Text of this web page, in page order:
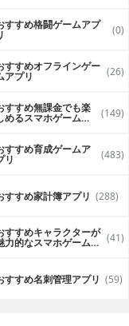
and
of fantasy
free to
may be
versions.
bought our IAP
version.
to give the
us, we will
we need all
your review to
fan-page
すすめ格闘ゲームアプ (0)
すすめオフラインゲー
アプリ (26)
すすめ無課金でも楽
めるスマホゲームア (149)
すすめ育成ゲームア
リ (483)
すすめ家計簿アプリ (288)
すすめキャラクターが
力的なスマホゲームア (41)
すすめ名刺管理アプリ (59)